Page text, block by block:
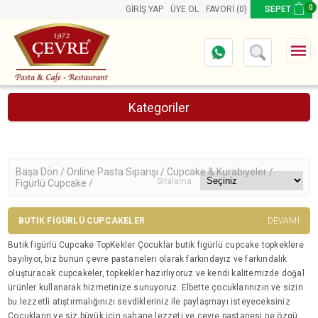
GIRIŞ YAP ÜYE OL FAVORI (0) SEPET 0
Kategoriler
Aynı Gün Teslimat Pastalar
Butik Pasta
Resimli Pasta
Cupcake & Kurabiyeler
Figürlü Cupcake
Cakepops
Figürlü Kurabiye
Resimli Kurabiye
Başa Dön / Online Pasta Siparişi / Cupcake & Kurabiyeler /
Figürlü Cupcake /
Sıralama
BUTIK FIGÜRLÜ CUPCAKELER DEVAMI
Butik figürlü Cupcake TopKekler Çocuklar butik figürlü cupcake topkeklere
bayılıyor, biz bunun çevre pastaneleri olarak farkındayız ve farkındalık
oluşturacak cupcakeler, topkekler hazırlıyoruz ve kendi kalitemizde doğal
ürünler kullanarak hizmetinize sunuyoruz. Elbette çocuklarınızın ve sizin
bu lezzetli atıştırmalığınızı sevdikleriniz ile paylaşmayı isteyeceksiniz
Çocukların ve siz büyük için şahane lezzeti ve çevre pastanesi ne özgü